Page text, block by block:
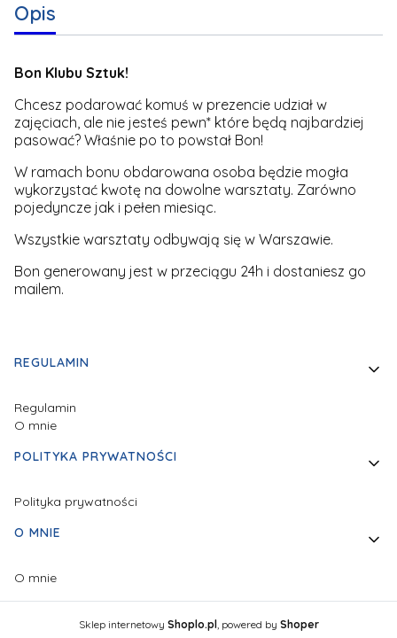
Opis
Bon Klubu Sztuk!
Chcesz podarować komuś w prezencie udział w
zajęciach, ale nie jesteś pewn* które będą najbardziej
pasować? Właśnie po to powstał Bon!
W ramach bonu obdarowana osoba będzie mogła
wykorzystać kwotę na dowolne warsztaty. Zarówno
pojedyncze jak i pełen miesiąc.
Wszystkie warsztaty odbywają się w Warszawie.
Bon generowany jest w przeciągu 24h i dostaniesz go
mailem.
Linki w stopce
REGULAMIN
Regulamin
O mnie
POLITYKA PRYWATNOŚCI
Polityka prywatności
O MNIE
O mnie
Sklep internetowy Shoplo.pl, powered by Shoper